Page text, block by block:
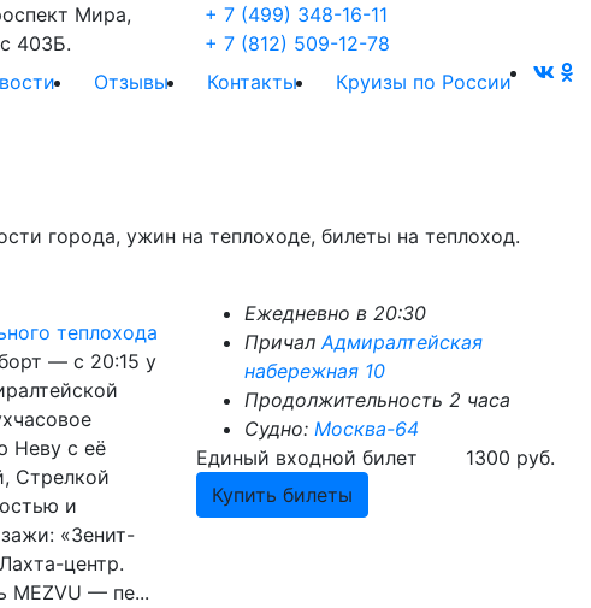
Мира,
403Б.
+ 7 (499) 348-16-11
+ 7 (812) 509-12-78
Отзывы Контакты Круизы по России
города, ужин на теплоходе, билеты на теплоход.
теплохода
— с 20:15 у
Неву с её
Стрелкой
и
«Зенит-
центр.
MEZVU — пе...
Ежедневно в 20:30
ПричалАдмиралтейская
набережная 10
Продолжительность 2 часа
Судно: Москва-64
Единый входной билет
1300 руб.
Купить билеты